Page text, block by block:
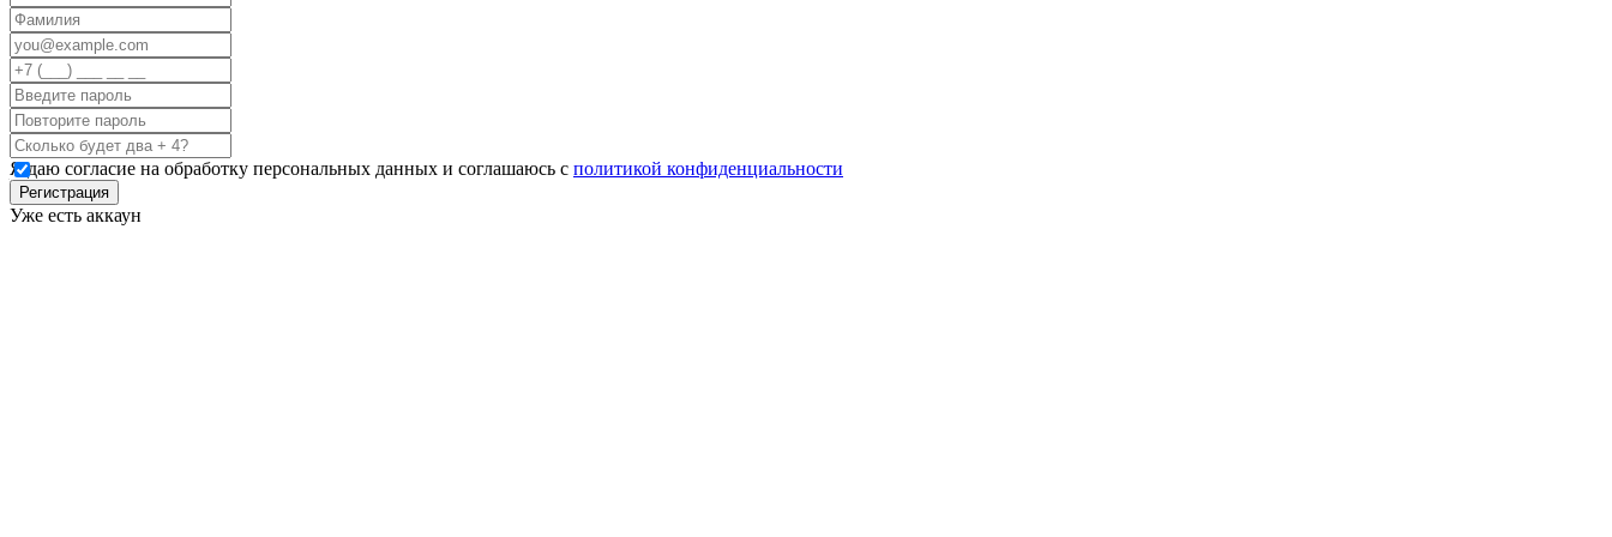
Я даю согласие на обработку персональных данных и соглашаюсь с политикой конфиденциальности
Регистрация
Уже есть аккаун